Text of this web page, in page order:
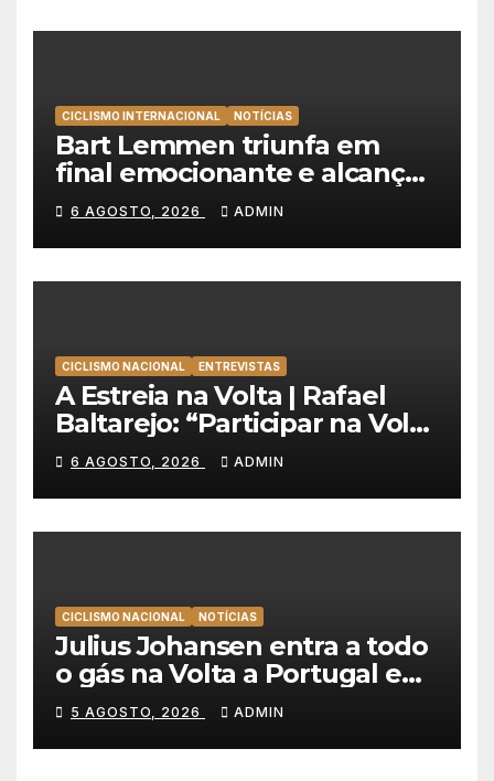
CICLISMO INTERNACIONAL NOTÍCIAS
Bart Lemmen triunfa em
final emocionante e alcança
a primeira vitória da carreira
na Volta à Polónia
6 AGOSTO, 2026 ADMIN
CICLISMO NACIONAL ENTREVISTAS
A Estreia na Volta | Rafael
Baltarejo: “Participar na Volta
a Portugal é o sonho de
qualquer ciclista”
6 AGOSTO, 2026 ADMIN
CICLISMO NACIONAL NOTÍCIAS
Julius Johansen entra a todo
o gás na Volta a Portugal e
lidera dobradinha da UAE
Team Emirates em Lisboa
5 AGOSTO, 2026 ADMIN